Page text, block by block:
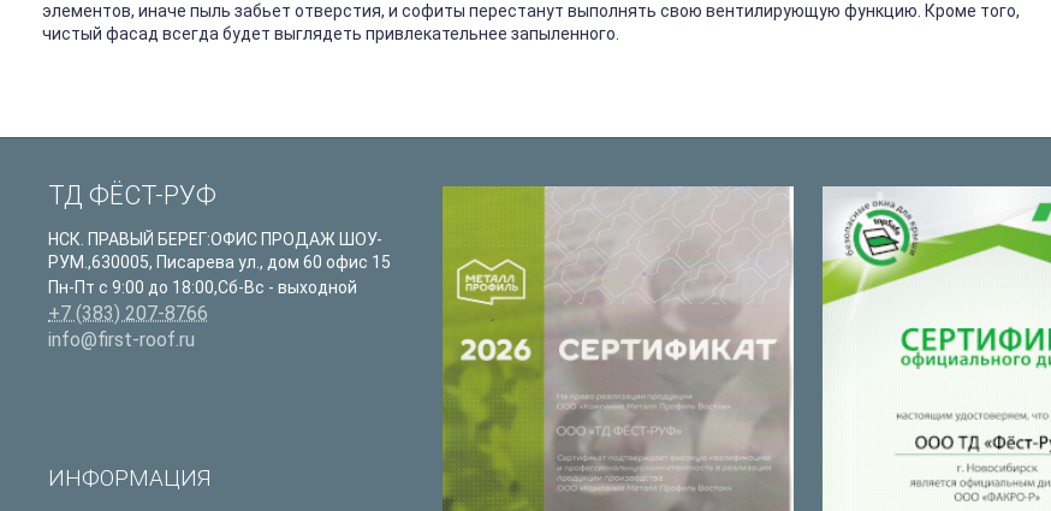
элементов, иначе пыль забьет отверстия, и софиты перестанут выполнять свою вентилирующую функцию. Кроме того,
чистый фасад всегда будет выглядеть привлекательнее запыленного.
ТД ФЁСТ-РУФ
НСК. ПРАВЫЙ БЕРЕГ:ОФИС ПРОДАЖ ШОУ-
РУМ.,630005, Писарева ул., дом 60 офис 15
Пн-Пт с 9:00 до 18:00,Сб-Вс - выходной
+7 (383) 207-8766
info@first-roof.ru
ИНФОРМАЦИЯ